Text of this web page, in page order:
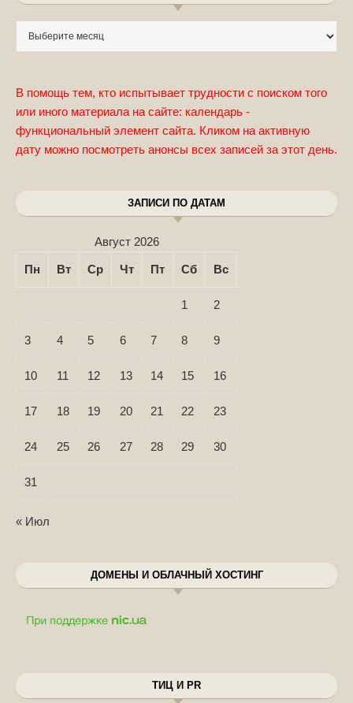
В помощь тем, кто испытывает трудности с поиском того
или иного материала на сайте: календарь -
функциональный элемент сайта. Кликом на активную
дату можно посмотреть анонсы всех записей за этот день.
ЗАПИСИ ПО ДАТАМ
Август 2026
Пн Вт Ср Чт Пт Сб Вс
1 2
3 4 5 6 7 8 9
10 11 12 13 14 15 16
17 18 19 20 21 22 23
24 25 26 27 28 29 30
31
« Июл
ДОМЕНЫ И ОБЛАЧНЫЙ ХОСТИНГ
ТИЦ И PR